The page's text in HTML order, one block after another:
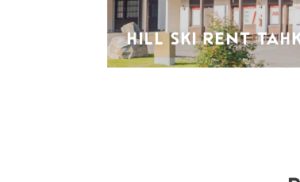
HILL SKI RENT